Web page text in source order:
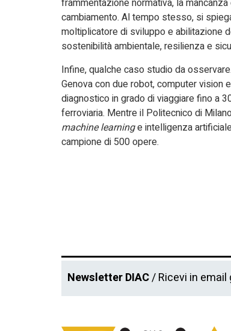
frammentazione normativa, la
cambiamento. Al tempo stesso, si
moltiplicatore di sviluppo e abilitazione
sostenibilità ambientale, resilienza e
Infine, qualche caso studio da
Genova con due robot, computer vision
diagnostico in grado di viaggiare fino a
ferroviaria. Mentre il Politecnico di
machine learninge intelligenza
campione di 500 opere.
Newsletter DIAC/ Ricevi in